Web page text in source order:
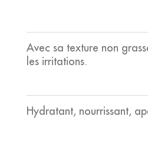
Avec sa texture non
les irritations.
Hydratant, nourrissant,